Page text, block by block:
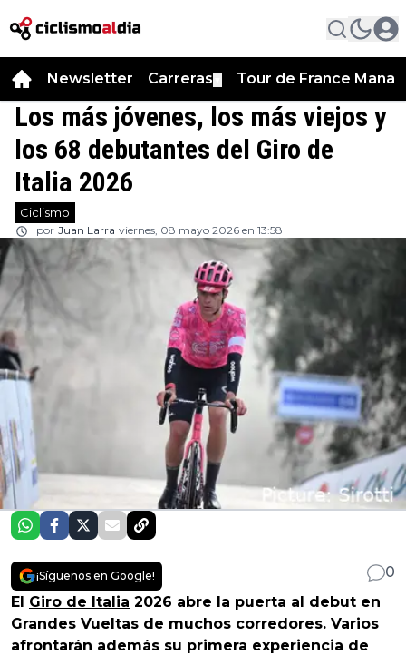
Newsletter Carreras Tour de France
Los más jóvenes, los más viejos y
los 68 debutantes del Giro de
Italia 2026
Ciclismo
por Juan Larra viernes, 08 mayo 2026 en 13:58
¡Síguenos en Google!
0
El Giro de Italia 2026 abre la puerta al debut en
Grandes Vueltas de muchos corredores. Varios
afrontarán además su primera experiencia de